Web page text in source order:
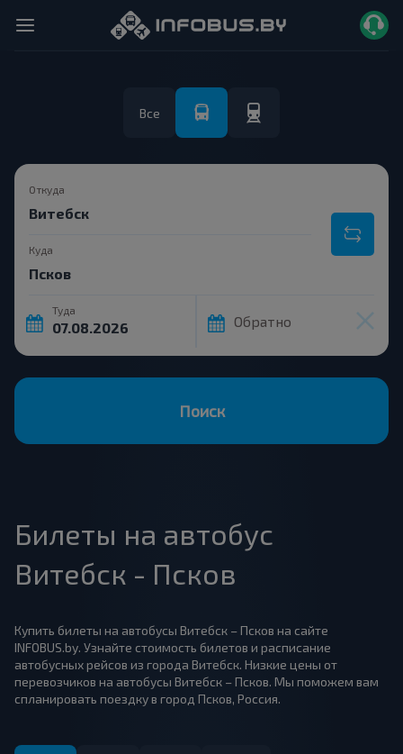
Все
Откуда
Куда
Туда
Обратно
Поиск
Билеты на автобус
Витебск - Псков
Купить билеты на автобусы Витебск – Псков на сайте
INFOBUS.by. Узнайте стоимость билетов и расписание
автобусных рейсов из города Витебск. Низкие цены от
перевозчиков на автобусы Витебск – Псков. Мы поможем вам
спланировать поездку в город Псков, Россия.